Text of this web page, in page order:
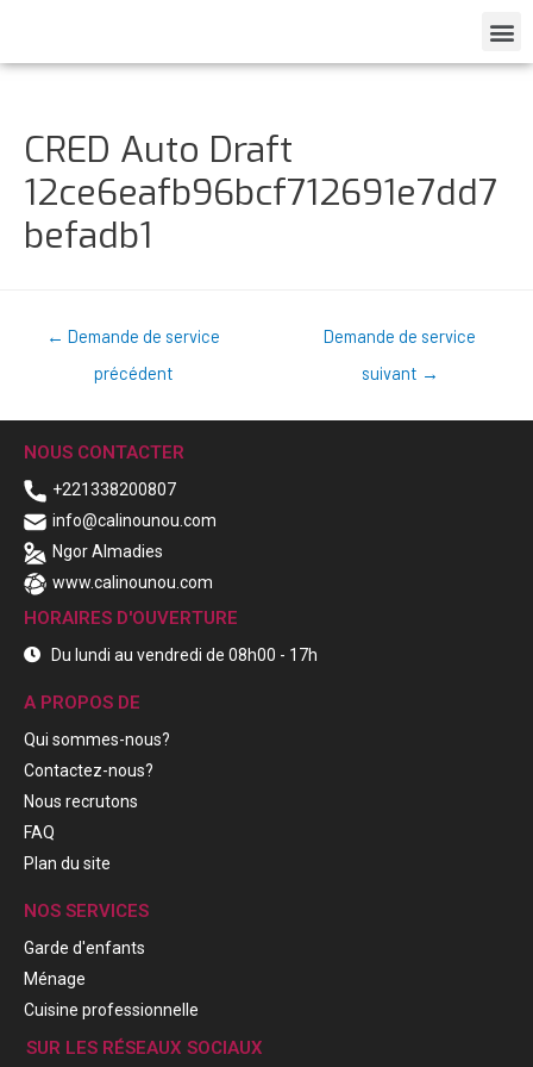
CRED Auto Draft
12ce6eafb96bcf712691e7dd7
befadb1
← Demande de service
précédent
Demande de service
suivant →
NOUS CONTACTER
+221338200807
info@calinounou.com
Ngor Almadies
www.calinounou.com
HORAIRES D'OUVERTURE
Du lundi au vendredi de 08h00 - 17h
A PROPOS DE
Qui sommes-nous?
Contactez-nous?
Nous recrutons
FAQ
Plan du site
NOS SERVICES
Garde d'enfants
Ménage
Cuisine professionnelle
SUR LES RÉSEAUX SOCIAUX